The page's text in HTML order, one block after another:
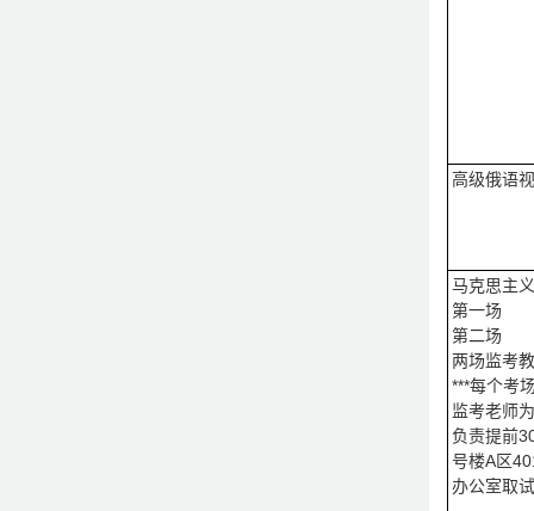
高级俄语
马克思主
第一场
第二场
两场监考
***每个考
监考老师
负责提前
号楼A区
办公室取